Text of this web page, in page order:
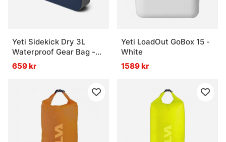
Yeti Sidekick Dry 3L
Waterproof Gear Bag -
Navy
659 kr
Yeti LoadOut GoBox 15 -
White
1589 kr